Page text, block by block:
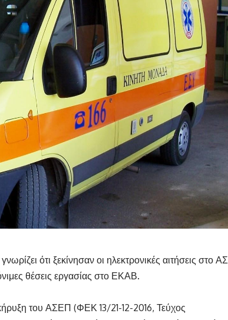
ότι ξεκίνησαν οι ηλεκτρονικές αιτήσεις στο
θέσεις εργασίας στο ΕΚΑΒ.
του ΑΣΕΠ (ΦΕΚ 13/21-12-2016, Τεύχος